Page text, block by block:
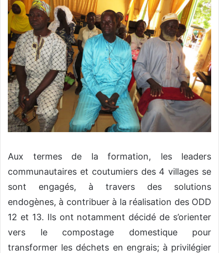
Aux termes de la formation, les leaders
communautaires et coutumiers des 4 villages se
sont engagés, à travers des solutions
endogènes, à contribuer à la réalisation des ODD
12 et 13. Ils ont notamment décidé de s’orienter
vers le compostage domestique pour
transformer les déchets en engrais; à privilégier